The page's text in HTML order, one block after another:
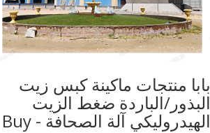
بابا منتجات ماكينة كبس زيت
البذور/الباردة ضغط الزيت
الهيدروليكي آلة الصحافة - Buy